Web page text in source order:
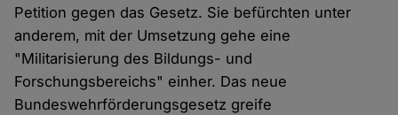
Petition gegen das Gesetz. Sie befürchten unter
anderem, mit der Umsetzung gehe eine
"Militarisierung des Bildungs- und
Forschungsbereichs" einher. Das neue
Bundeswehrförderungsgesetz greife